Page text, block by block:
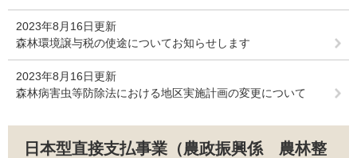
2023年8月16日更新
森林環境譲与税の使途についてお知らせします
2023年8月16日更新
森林病害虫等防除法における地区実施計画の変更について
日本型直接支払事業（農政振興係 農林整